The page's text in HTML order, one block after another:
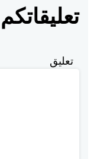
تعليقاتكم
تعليق